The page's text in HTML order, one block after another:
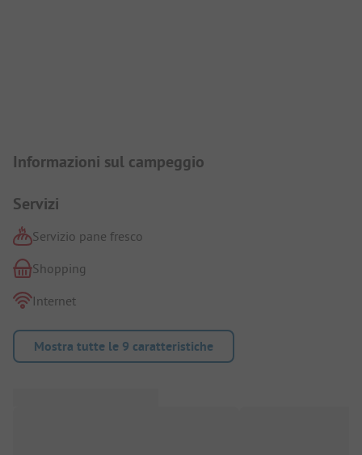
Informazioni sul campeggio
Servizi
Servizio pane fresco
Shopping
Internet
Mostra tutte le 9 caratteristiche